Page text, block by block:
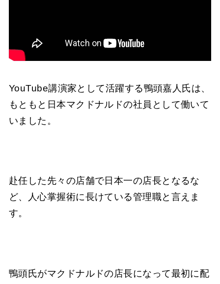
YouTube講演家として活躍する鴨頭嘉人氏は、
もともと日本マクドナルドの社員として働いて
いました。
赴任した先々の店舗で日本一の店長となるな
ど、人心掌握術に長けている管理職と言えま
す。
鴨頭氏がマクドナルドの店長になって最初に配